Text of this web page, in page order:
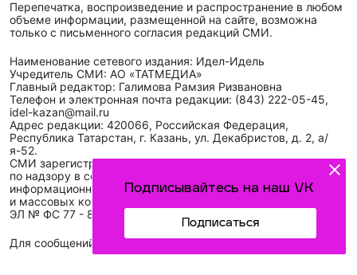
Подписывайтесь на наш VK
Подписаться
Перепечатка, воспроизведение и распространение в любом
объеме информации, размещенной на сайте, возможна
только с письменного согласия редакций СМИ.
Наименование сетевого издания: Идел-Идель
Учредитель СМИ: АО «ТАТМЕДИА»
Главный редактор: Галимова Рамзия Ризвановна
Телефон и электронная почта редакции: (843) 222-05-45,
idel-kazan@mail.ru
Адрес редакции: 420066, Российская Федерация,
Республика Татарстан, г. Казань, ул. Декабристов, д. 2, а/
я-52.
СМИ зарегистрировано Федеральной службой
по надзору в сфере связи,
информационных технологий
и массовых коммуникаций (Роскомнадзор)
ЭЛ № ФС 77 - 89431 от 14.05.2025
Для сообщений о фактах коррупции: idel-kazan@mail.ru